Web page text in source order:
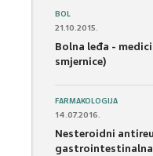
BOL
21.10.2015.
Bolna leđa -
smjernice)
FARMAKOLOGIJA
14.07.2016.
Nesteroidni